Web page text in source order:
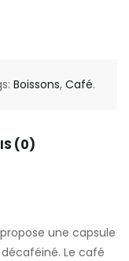
Boissons, Café.
(0)
une capsule
Le café